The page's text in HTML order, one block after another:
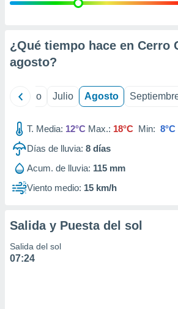
e
mediante
publicidad
de
1199
¿Qué tiempo hace en Cerro
agosto?
Junio Julio Agosto
T. Media: 12°C Max.: 18°C Min: 8°C
Días de lluvia: 8 días
Acum. de lluvia: 115 mm
Viento medio: 15 km/h
Salida y Puesta del sol
Salida del sol
07:24